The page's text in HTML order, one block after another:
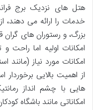
هتل های نزدیک برج
خدمات را ارائه می دهند،
بزرگ، و رستوران های
امکانات اولیه اما راحت
امکانات مورد نیاز (مانند
از اهمیت بالایی
هایی با چشم انداز
امکاناتی مانند باشگاه